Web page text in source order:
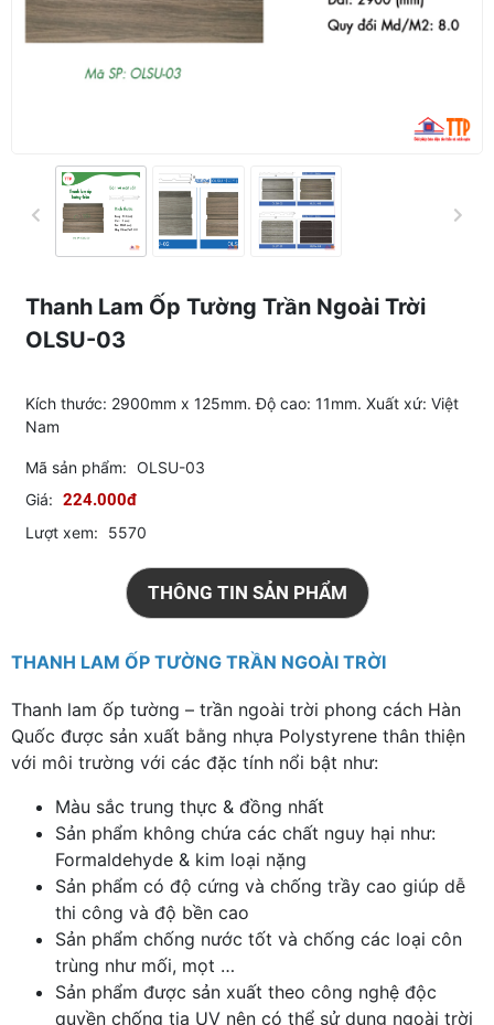
Thanh Lam Ốp Tường Trần Ngoài Trời
OLSU-03
Kích thước: 2900mm x 125mm. Độ cao: 11mm. Xuất xứ: Việt
Nam
Mã sản phẩm: OLSU-03
Giá: 224.000đ
Lượt xem: 5570
THÔNG TIN SẢN PHẨM
THANH LAM ỐP TƯỜNG TRẦN NGOÀI TRỜI
Thanh lam ốp tường – trần ngoài trời phong cách Hàn
Quốc được sản xuất bằng nhựa Polystyrene thân thiện
với môi trường với các đặc tính nổi bật như:
Màu sắc trung thực & đồng nhất
Sản phẩm không chứa các chất nguy hại như:
Formaldehyde & kim loại nặng
Sản phẩm có độ cứng và chống trầy cao giúp dễ
thi công và độ bền cao
Sản phẩm chống nước tốt và chống các loại côn
trùng như mối, mọt …
Sản phẩm được sản xuất theo công nghệ độc
quyền chống tia UV nên có thể sử dụng ngoài trời